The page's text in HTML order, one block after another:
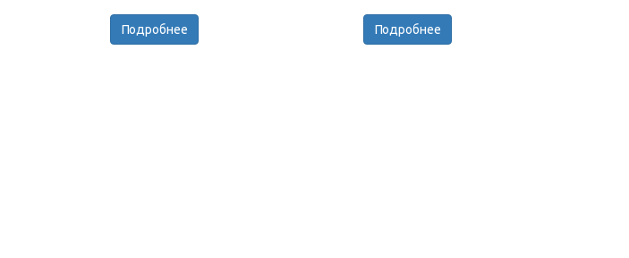
Подробнее Подробнее